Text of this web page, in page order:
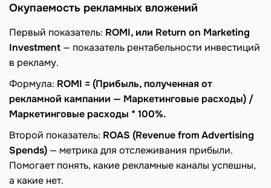
Окупаемость рекламных вложений
Первый показатель: ROMI, или Return on Marketing
Investment — показатель рентабельности инвестиций
в рекламу.
Формула: ROMI = (Прибыль, полученная от
рекламной кампании — Маркетинговые расходы) /
Маркетинговые расходы * 100%.
Второй показатель: ROAS (Revenue from Advertising
Spends) — метрика для отслеживания прибыли.
Помогает понять, какие рекламные каналы успешны,
а какие нет.